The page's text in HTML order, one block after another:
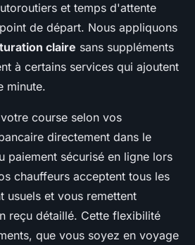
et temps d'attente
de départ. Nous appliquons
claire sans suppléments
à certains services qui ajoutent
minute.
course selon vos
directement dans le
paiement sécurisé en ligne lors
chauffeurs acceptent tous les
usuels et vous remettent
reçu détaillé. Cette flexibilité
que vous soyez en voyage